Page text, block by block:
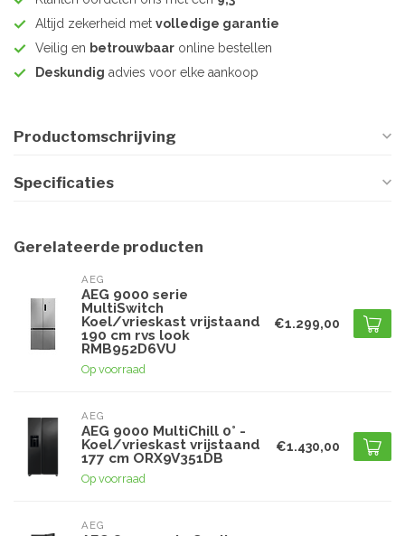
Altijd zekerheid met volledige garantie
Veilig en betrouwbaar online bestellen
Deskundig advies voor elke aankoop
Productomschrijving
Specificaties
Gerelateerde producten
AEG
AEG 9000 serie
MultiSwitch
Koel/vrieskast vrijstaand
190 cm rvs look
RMB952D6VU
Op voorraad
€1.299,00
AEG
AEG 9000 MultiChill 0° -
Koel/vrieskast vrijstaand
177 cm ORX9V351DB
Op voorraad
€1.430,00
AEG